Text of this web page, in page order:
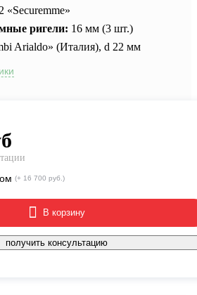
«Securemme»
ригели: 16 мм (3 шт.)
Arialdo» (Италия), d 22 мм
(+ 16 700 руб.)
В корзину
получить консультацию